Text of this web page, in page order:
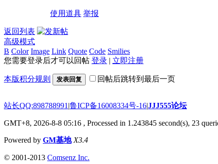
使用道具 举报
返回列表
高级模式
B Color Image Link Quote Code Smilies
您需要登录后才可以回帖 登录 | 立即注册
本版积分规则 发表回复 回帖后跳转到最后一页
站长QQ:898788991 |鲁ICP备16008334号-16|JJJ555论坛
GMT+8, 2026-8-8 05:16 , Processed in 1.243845 second(s), 23
Powered by GM基地 X3.4
© 2001-2013 Comsenz Inc.